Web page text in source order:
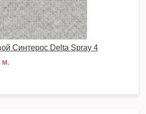
Синтерос Delta Spray 4
м.